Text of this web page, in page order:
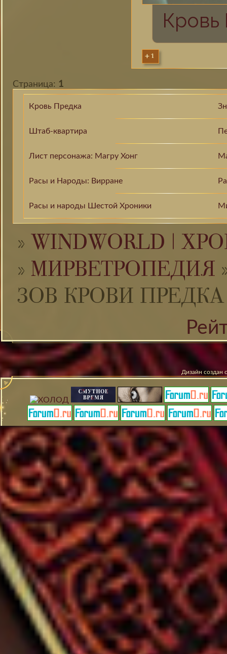
Кровь
+1
Страница: 1
Кровь Предка
Штаб-квартира
Лист персонажа: Магру Хонг
Расы и Народы: Вирране
Расы и народы Шестой Хроники
» WINDWORLD |
» МИРВЕТРОПЕДИЯ
ЗОВ КРОВИ ПРЕДКА
Дизайн создан